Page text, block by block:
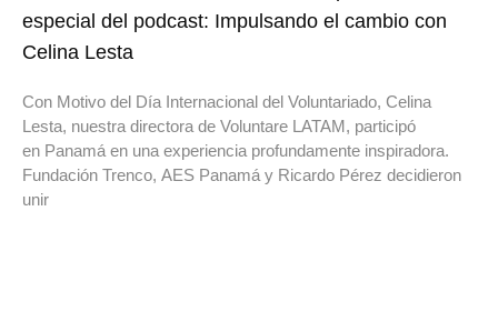
especial del podcast: Impulsando el cambio con
Celina Lesta
Con Motivo del Día Internacional del Voluntariado, Celina
Lesta, nuestra directora de Voluntare LATAM, participó
en Panamá en una experiencia profundamente inspiradora.
Fundación Trenco, AES Panamá y Ricardo Pérez decidieron
unir